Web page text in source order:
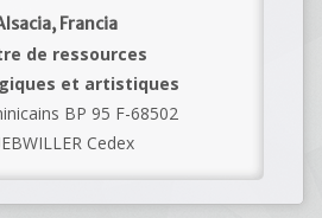
Francia
de ressources
et artistiques
BP 95 F-68502
Cedex